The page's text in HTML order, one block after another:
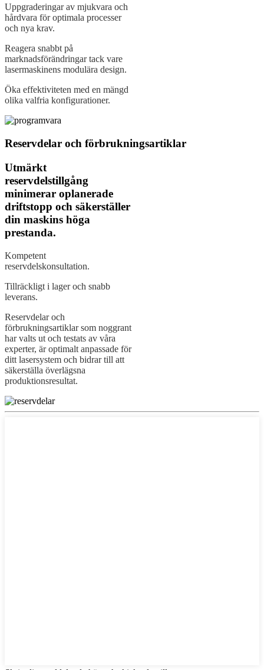
Uppgraderingar av mjukvara och
hårdvara för optimala processer
och nya krav.
Reagera snabbt på
marknadsförändringar tack vare
lasermaskinens modulära design.
Öka effektiviteten med en mängd
olika valfria konfigurationer.
Reservdelar och förbrukningsartiklar
Utmärkt
reservdelstillgång
minimerar oplanerade
driftstopp och säkerställer
din maskins höga
prestanda.
Kompetent
reservdelskonsultation.
Tillräckligt i lager och snabb
leverans.
Reservdelar och
förbrukningsartiklar som noggrant
har valts ut och testats av våra
experter, är optimalt anpassade för
ditt lasersystem och bidrar till att
säkerställa överlägsna
produktionsresultat.